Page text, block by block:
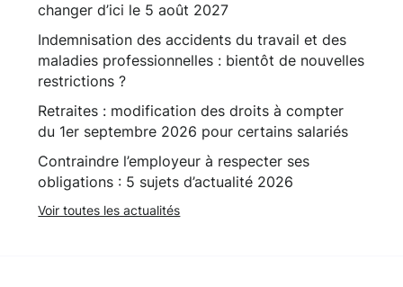
changer d’ici le 5 août 2027
Indemnisation des accidents du travail et des
maladies professionnelles : bientôt de nouvelles
restrictions ?
Retraites : modification des droits à compter
du 1er septembre 2026 pour certains salariés
Contraindre l’employeur à respecter ses
obligations : 5 sujets d’actualité 2026
Voir toutes les actualités